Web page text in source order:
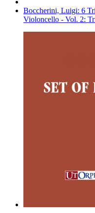
Boccherini, Luigi: 6
Violoncello - Vol. 2: